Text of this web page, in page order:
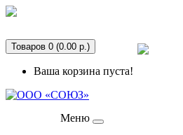
Товаров 0 (0.00 р.)
Ваша корзина пуста!
Меню